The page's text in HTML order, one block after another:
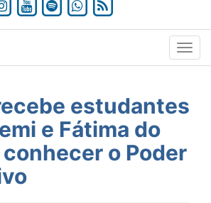
estudantes
e Fátima do
o Poder